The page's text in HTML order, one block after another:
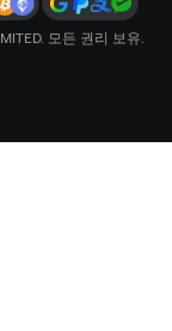
모든 권리 보유.